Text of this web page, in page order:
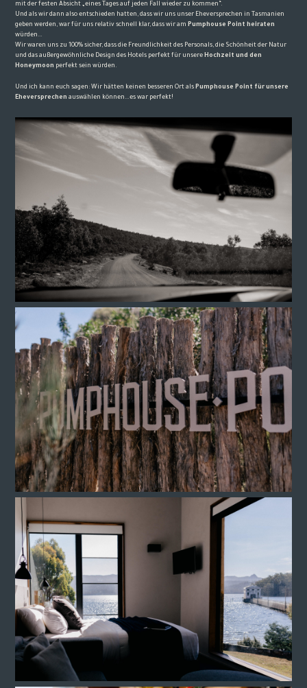
mit der festen Absicht „eines Tages auf jeden Fall wieder zu kommen“.
Und als wir dann also entschieden hatten, dass wir uns unser Eheversprechen in Tasmanien
geben werden, war für uns relativ schnell klar, dass wir amPumphouse Point heiraten
würden…
Wir waren uns zu 100% sicher, dass die Freundlichkeit des Personals, die Schönheit der Natur
und das außergewöhnliche Design des Hotels perfekt für unsereHochzeit und den
Honeymoon perfekt sein würden.
Und ich kann euch sagen: Wir hätten keinen besseren Ort alsPumphouse Point für unsere
Eheversprechen auswählen können…es war perfekt!